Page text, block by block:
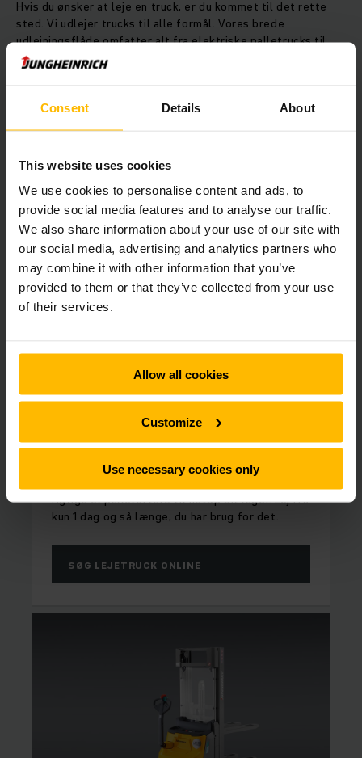
Consent Details About
This website uses cookies
We use cookies to personalise content and ads, to
provide social media features and to analyse our traffic.
We also share information about your use of our site with
our social media, advertising and analytics partners who
may combine it with other information that you’ve
provided to them or that they’ve collected from your use
of their services.
Allow all cookies
Customize
Use necessary cookies only
Hvis du ønsker at leje en truck, er du kommet til det rette
sted. Vi udlejer trucks til alle formål. Vores brede
udlejningsflåde omfatter alt fra elektriske palletrucks til
reach trucks og gaffeltrucks. Du kan leje en gaffeltruck hos
os fra blot 1 dag og så længe du ønsker med fleksible
Her kan du vælge, hvilken truck du
vil leje, direkte online
FULD FLEKSIBILITET
rigtige el palleløftere til netop dit lager. Lej fra
kun 1 dag og så længe, du har brug for det.
SØG LEJETRUCK ONLINE